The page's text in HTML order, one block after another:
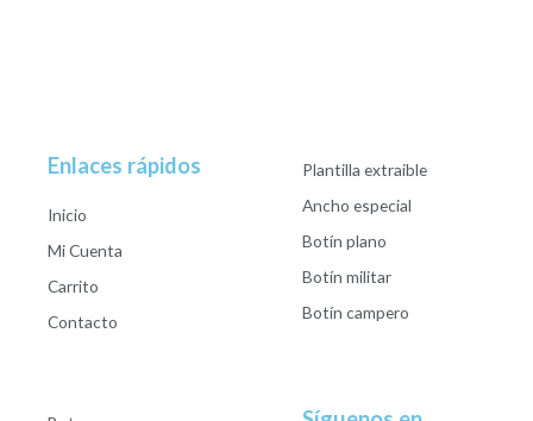
Enlaces rápidos
Inicio
Mi Cuenta
Carrito
Contacto
Plantilla extraible
Ancho especial
Botín plano
Botín militar
Botín campero